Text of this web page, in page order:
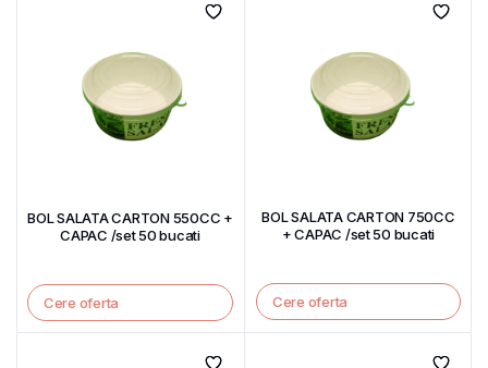
BOL SALATA CARTON 550CC +
CAPAC /set 50 bucati
Cere oferta
BOL SALATA CARTON 750CC
+ CAPAC /set 50 bucati
Cere oferta